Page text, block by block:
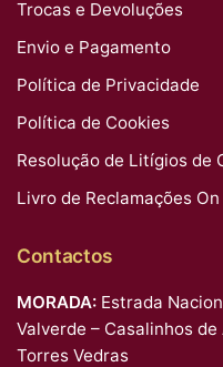
Trocas e Devoluções
Envio e Pagamento
Política de Privacidade
Política de Cookies
Resolução de Litígios de
Livro de Reclamações
Contactos
MORADA: Estrada
Valverde – Casalinhos
Torres Vedras